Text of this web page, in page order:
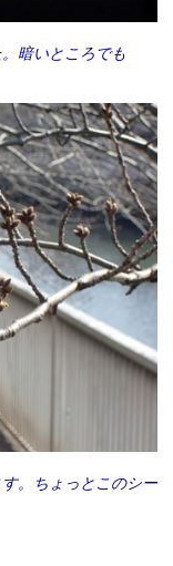
暗いところでも
。ちょっとこのシー